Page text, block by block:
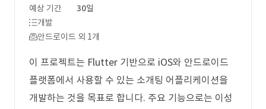
예상 기간
30일
개발
안드로이드 외 1개
이 프로젝트는 Flutter 기반으로 iOS와 안드로이드
플랫폼에서 사용할 수 있는 소개팅 어플리케이션을
개발하는 것을 목표로 합니다. 주요 기능으로는 이성